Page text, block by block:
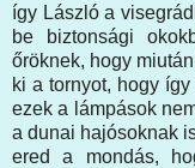
így László a
be biztonsági
őröknek, hogy
ki a tornyot, hogy
ezek a lámpások
a dunai hajósoknak
ered a mondás,